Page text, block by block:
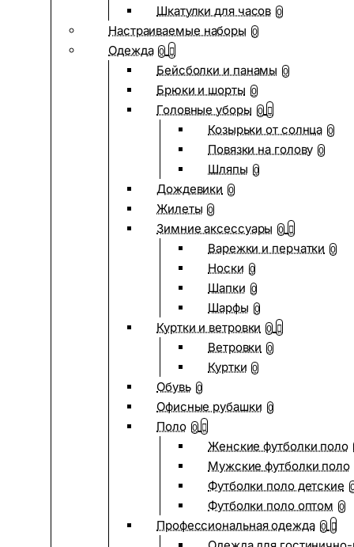
Шкатулки для часов 0
Настраиваемые наборы 0
Одежда 0
Бейсболки и панамы 0
Брюки и шорты 0
Головные уборы 0
Козырьки от солнца 0
Повязки на голову 0
Шляпы 0
Дождевики 0
Жилеты 0
Зимние аксессуары 0
Варежки и перчатки 0
Носки 0
Шапки 0
Шарфы 0
Куртки и ветровки 0
Ветровки 0
Куртки 0
Обувь 0
Офисные рубашки 0
Поло 0
Женские футболки поло
Мужские футболки поло
Футболки поло детские
Футболки поло оптом 0
Профессиональная одежда 0